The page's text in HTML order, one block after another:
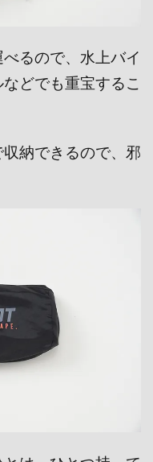
るので、水上バイ
どでも重宝するこ
納できるので、邪